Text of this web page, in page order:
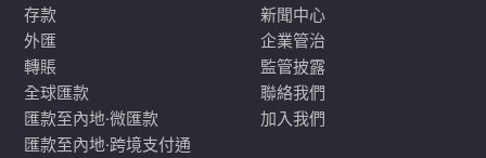
存款
外匯
轉賬
全球匯款
匯款至內地·微匯款
匯款至內地·跨境支付通
新聞中心
企業管治
監管披露
聯絡我們
加入我們